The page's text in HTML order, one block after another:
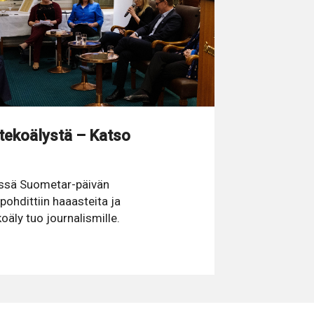
– Katso
Suometar-päivän
haaasteita ja
tuo journalismille.